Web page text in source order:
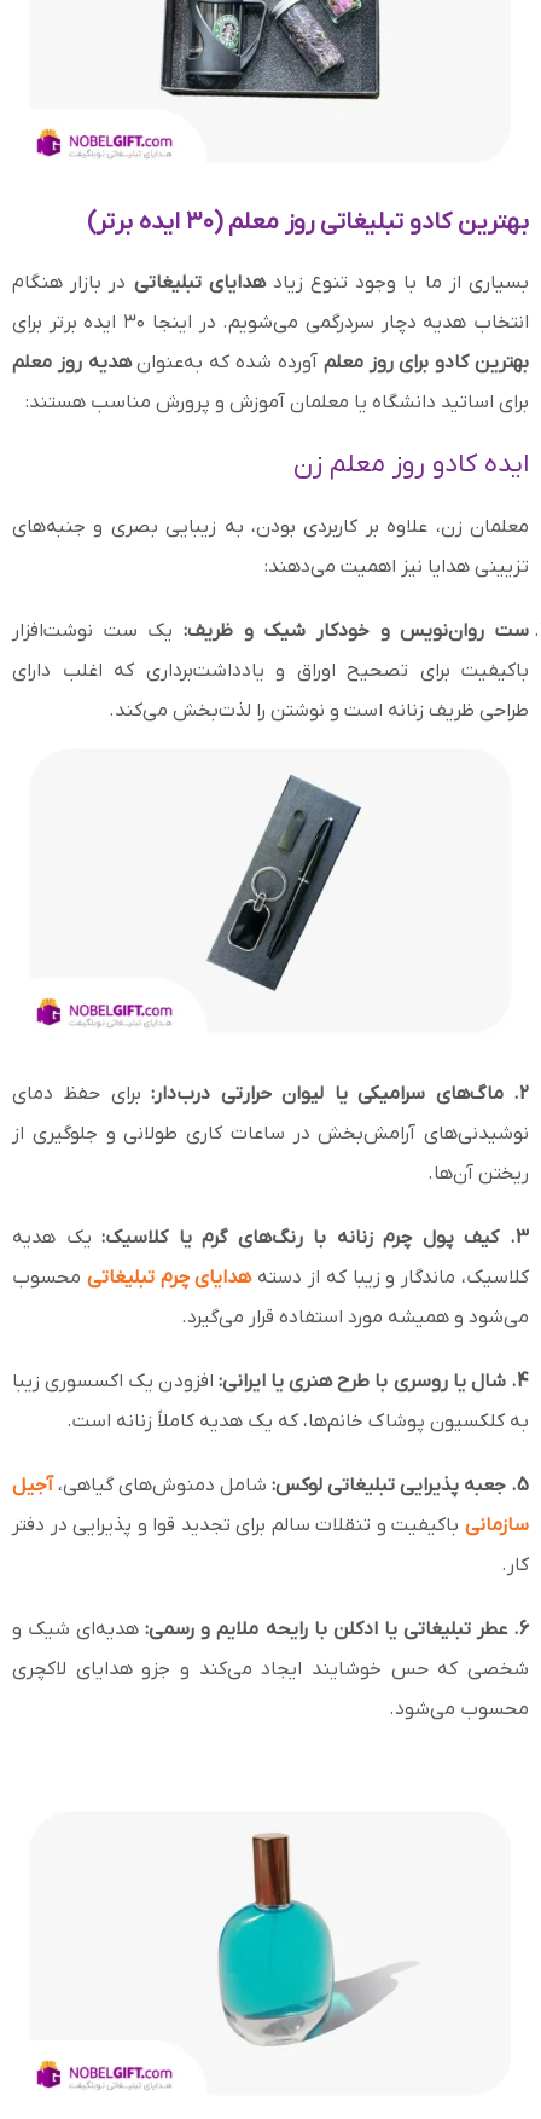
بهترین کادو تبلیغاتی روز معلم (۳۰ ایده برتر)
بسیاری از ما با وجود تنوع زیادهدایای تبلیغاتی در بازار هنگام
انتخاب هدیه دچار سردرگمی می‌شویم. در اینجا ۳۰ ایده برتر برای
بهترین کادو برای روز معلم آورده شده که به‌عنوانهدیه روز معلم
برای اساتید دانشگاه یا معلمان آموزش و پرورش مناسب هستند:
ایده کادو روز معلم زن
معلمان زن، علاوه بر کاربردی بودن، به زیبایی بصری و جنبه‌های
تزیینی هدایا نیز اهمیت می‌دهند:
ست روان‌نویس و خودکار شیک و ظریف: یک ست نوشت‌افزار
باکیفیت برای تصحیح اوراق و یادداشت‌برداری که اغلب دارای
طراحی ظریف زنانه است و نوشتن را لذت‌بخش می‌کند.
2. ماگ‌های سرامیکی یا لیوان حرارتی درب‌دار:
برای حفظ دمای
نوشیدنی‌های آرامش‌بخش در ساعات کاری طولانی و جلوگیری از
ریختن آن‌ها.
3. کیف پول چرم زنانه با رنگ‌های گرم یا کلاسیک:
یک هدیه
کلاسیک، ماندگار و زیبا که از دستههدایای چرم تبلیغاتی محسوب
می‌شود و همیشه مورد استفاده قرار می‌گیرد.
4. شال یا روسری با طرح هنری یا ایرانی:
افزودن یک اکسسوری زیبا
به کلکسیون پوشاک خانم‌ها، که یک هدیه کاملاً زنانه است.
5. جعبه پذیرایی تبلیغاتی لوکس: شامل دمنوش‌های گیاهی،آجیل
سازمانی باکیفیت و تنقلات سالم برای تجدید قوا و پذیرایی در دفتر
کار.
6. عطر تبلیغاتی یا ادکلن با رایحه ملایم و رسمی:
هدیه‌ای شیک و
شخصی که حس خوشایند ایجاد می‌کند و جزو هدایای لاکچری
محسوب می‌شود.